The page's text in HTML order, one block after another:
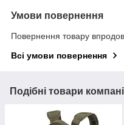
Умови повернення
Повернення товару
Всі умови повернення
Подібні товари